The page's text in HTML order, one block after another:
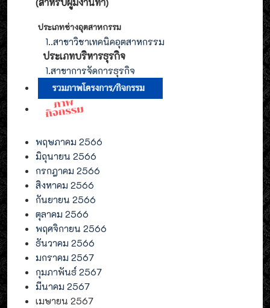
ประเภทช่างอุตสาหกรรม
1..สาขาวิชาเทคนิคอุตสาหกรรม
ประเภทบริหารธุรกิจ
1.สาขาการจัดการธุรกิจ
พฤษภาคม 2566
มิถุนายน 2566
กรกฎาคม 2566
สิงหาคม 2566
กันยายน 2566
ตุลาคม 2566
พฤศจิกายน 2566
ธันวาคม 2566
มกราคม 2567
กุมภาพันธ์ 2567
มีนาคม 2567
เมษายน 2567